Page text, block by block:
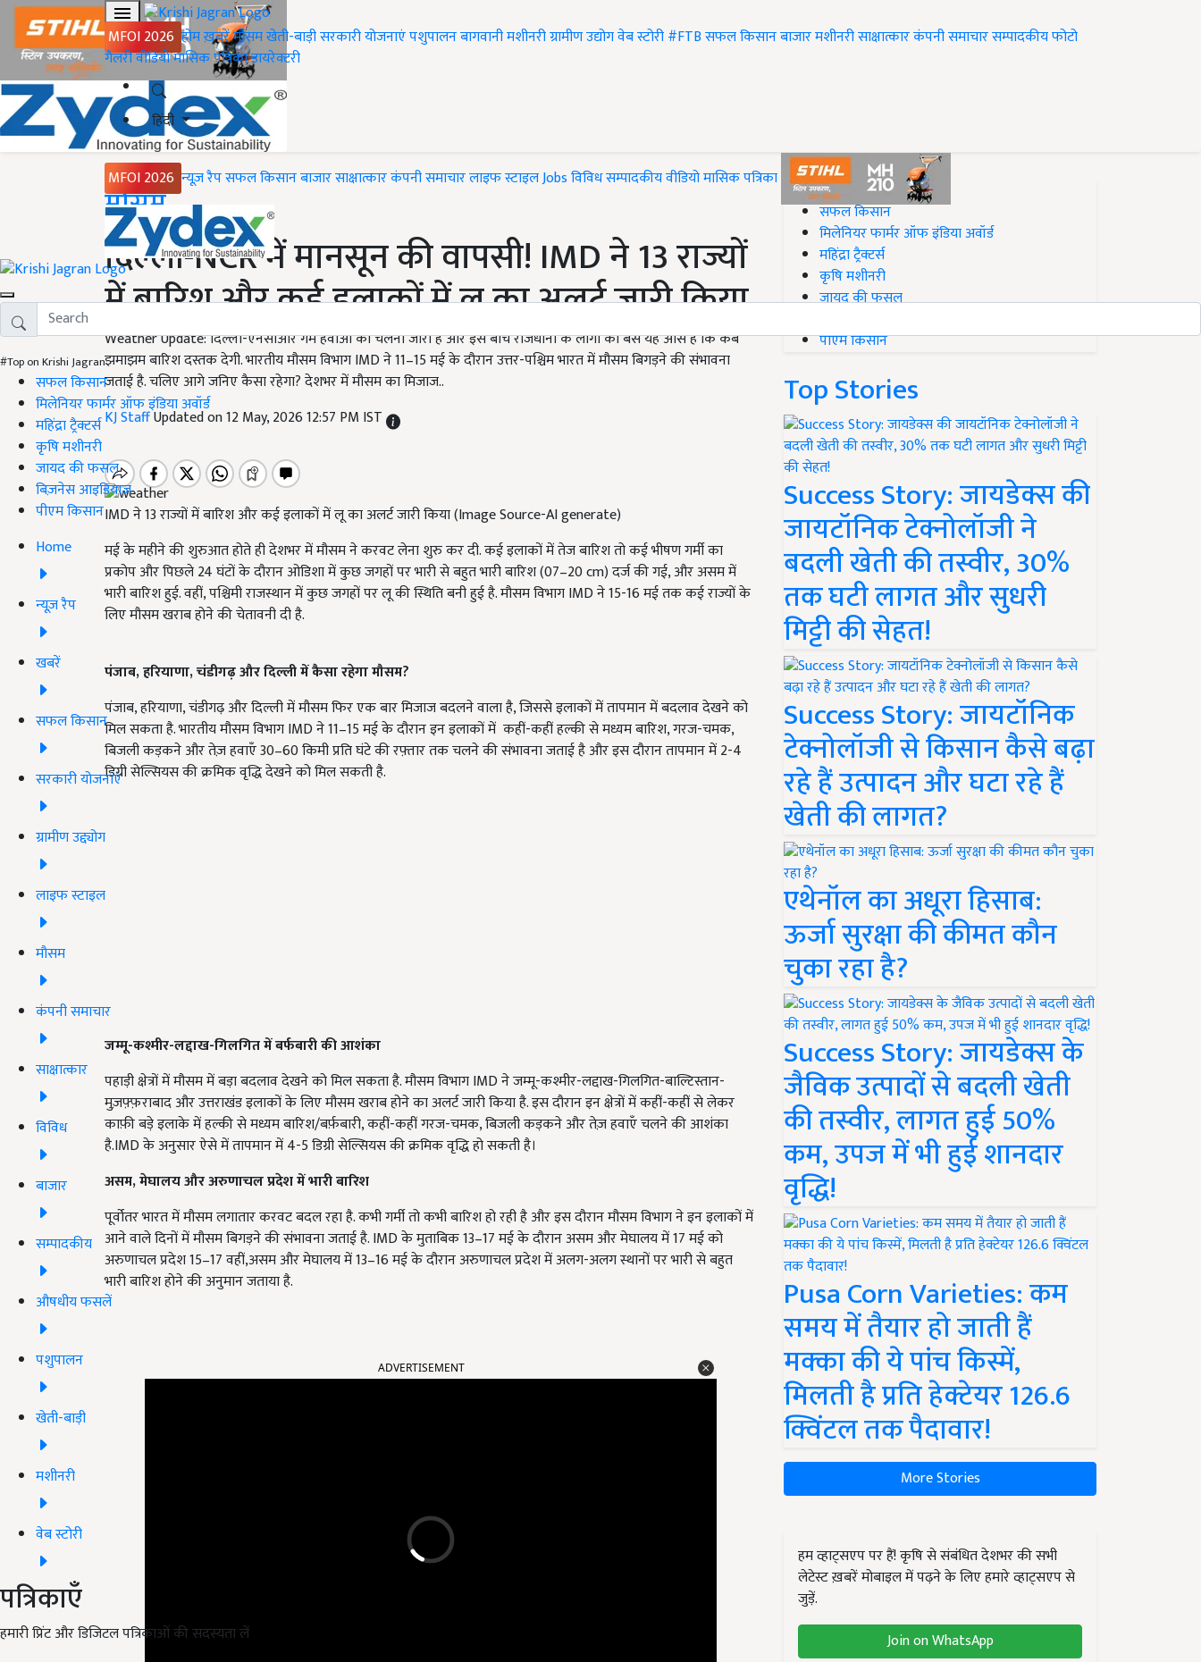
MFOI 2026 होमख़बरेंमौसमखेती-बाड़ीसरकारी योजनाएंपशुपालनबागवानीमशीनरीग्रामीण उद्योगवेब स्टोरी#FTBसफल किसानबाजारमशीनरीसाक्षात्कारकंपनी समाचारसम्पादकीयफोटो
गैलरीवीडियोमासिक पत्रिकाडायरेक्टरी
हिंदी
MFOI 2026 न्यूज़ रैपसफल किसानबाजारसाक्षात्कारकंपनी समाचारलाइफ स्टाइलJobsविविधसम्पादकीयवीडियोमासिक पत्रिका
#Top on Krishi Jagran
सफल किसान
मिलेनियर फार्मर ऑफ इंडिया अवॉर्ड
महिंद्रा ट्रैक्टर्स
कृषि मशीनरी
जायद की फसल
बिज़नेस आइडियाज
पीएम किसान
Home
न्यूज़ रैप
खबरें
सफल किसान
सरकारी योजनाएं
ग्रामीण उद्द्योग
लाइफ स्टाइल
मौसम
कंपनी समाचार
साक्षात्कार
विविध
बाजार
सम्पादकीय
औषधीय फसलें
पशुपालन
खेती-बाड़ी
मशीनरी
वेब स्टोरी
पत्रिकाएँ
हमारी प्रिंट और डिजिटल पत्रिकाओं की सदस्यता लें
Home
मौसम
दिल्ली-NCR में मानसून की वापसी! IMD ने 13 राज्यों
में बारिश और कई इलाकों में लू का अलर्ट जारी किया
Weather Update: दिल्ली-एनसीआर गर्म हवाओं का चलना जारी है और इस बीच राजधानी के लोगों को बस यह आस है कि कब
झमाझम बारिश दस्तक देगी. भारतीय मौसम विभाग IMD ने 11–15 मई के दौरान उत्तर-पश्चिम भारत में मौसम बिगड़ने की संभावना
जताई है. चलिए आगे जनिए कैसा रहेगा? देशभर में मौसम का मिजाज..
KJ StaffUpdated on 12 May, 2026 12:57 PM IST
IMD ने 13 राज्यों में बारिश और कई इलाकों में लू का अलर्ट जारी किया (Image Source-AI generate)
मई के महीने की शुरुआत होते ही देशभर में मौसम ने करवट लेना शुरु कर दी. कई इलाकों में तेज बारिश तो कई भीषण गर्मी का
प्रकोप और पिछले 24 घंटों के दौरान ओडिशा में कुछ जगहों पर भारी से बहुत भारी बारिश (07–20 cm) दर्ज की गई, और असम में
भारी बारिश हुई. वहीं, पश्चिमी राजस्थान में कुछ जगहों पर लू की स्थिति बनी हुई है. मौसम विभाग IMD ने 15-16 मई तक कई राज्यों के
लिए मौसम खराब होने की चेतावनी दी है.
पंजाब, हरियाणा, चंडीगढ़ और दिल्ली में कैसा रहेगा मौसम?
पंजाब, हरियाणा, चंडीगढ़ और दिल्ली में मौसम फिर एक बार मिजाज बदलने वाला है, जिससे इलाकों में तापमान में बदलाव देखने को
मिल सकता है. भारतीय मौसम विभाग IMD ने 11–15 मई के दौरान इन इलाकों में कहीं-कहीं हल्की से मध्यम बारिश, गरज-चमक,
बिजली कड़कने और तेज़ हवाएँ 30–60 किमी प्रति घंटे की रफ़्तार तक चलने की संभावना जताई है और इस दौरान तापमान में 2-4
डिग्री सेल्सियस की क्रमिक वृद्धि देखने को मिल सकती है.
जम्मू-कश्मीर-लद्दाख-गिलगित में बर्फबारी की आशंका
पहाड़ी क्षेत्रों में मौसम में बड़ा बदलाव देखने को मिल सकता है. मौसम विभाग IMD नेजम्मू-कश्मीर-लद्दाख-गिलगित-बाल्टिस्तान-
मुज़फ़्फ़राबाद और उत्तराखंड इलाकों के लिए मौसम खराब होने का अलर्ट जारी किया है. इस दौरान इन क्षेत्रों में कहीं-कहीं से लेकर
काफ़ी बड़े इलाके में हल्की से मध्यम बारिश/बर्फ़बारी, कहीं-कहीं गरज-चमक, बिजली कड़कने और तेज़ हवाएँ चलने की आशंका
है.IMD के अनुसार ऐसे में तापमान में 4-5 डिग्री सेल्सियस की क्रमिक वृद्धि हो सकती है।
असम, मेघालय और अरुणाचल प्रदेश में भारी बारिश
पूर्वोतर भारत में मौसम लगातार करवट बदल रहा है. कभी गर्मी तो कभी बारिश हो रही है और इस दौरान मौसम विभाग ने इन इलाकों में
आने वाले दिनों में मौसम बिगड़ने की संभावना जताई है. IMD के मुताबिक 13–17 मई के दौरान असम और मेघालय में 17 मई को
अरुणाचल प्रदेश 15–17 वहीं,असम और मेघालय में 13–16 मई के दौरान अरुणाचल प्रदेश में अलग-अलग स्थानों पर भारी से बहुत
भारी बारिश होने की अनुमान जताया है.
#Top on Krishi Jagran
सफल किसान
मिलेनियर फार्मर ऑफ इंडिया अवॉर्ड
महिंद्रा ट्रैक्टर्स
कृषि मशीनरी
जायद की फसल
पीएम किसान
Top Stories
Success Story: जायडेक्स की
जायटॉनिक टेक्नोलॉजी ने
बदली खेती की तस्वीर, 30%
तक घटी लागत और सुधरी
मिट्टी की सेहत!
Success Story: जायटॉनिक
टेक्नोलॉजी से किसान कैसे बढ़ा
रहे हैं उत्पादन और घटा रहे हैं
खेती की लागत?
एथेनॉल का अधूरा हिसाब:
ऊर्जा सुरक्षा की कीमत कौन
चुका रहा है?
Success Story: जायडेक्स के
जैविक उत्पादों से बदली खेती
की तस्वीर, लागत हुई 50%
कम, उपज में भी हुई शानदार
वृद्धि!
Pusa Corn Varieties: कम
समय में तैयार हो जाती हैं
मक्का की ये पांच किस्में,
मिलती है प्रति हेक्टेयर 126.6
क्विंटल तक पैदावार!
More Stories
हम व्हाट्सएप पर हैं! कृषि से संबंधित देशभर की सभी
लेटेस्ट ख़बरें मोबाइल में पढ़ने के लिए हमारे व्हाट्सएप से
जुड़ें.
Join on WhatsApp